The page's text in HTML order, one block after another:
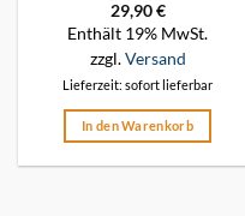
29,90€
Enthält 19% MwSt.
zzgl.Versand
Lieferzeit: sofort lieferbar
In den Warenkorb